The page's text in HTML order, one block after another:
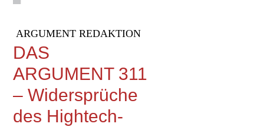
ARGUMENT REDAKTION
DAS
ARGUMENT 311
– Widersprüche
des Hightech-